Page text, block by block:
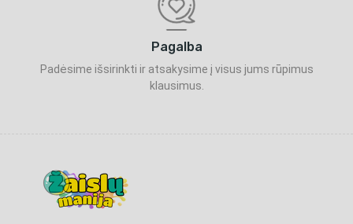
Pagalba
Padėsime išsirinkti ir atsakysime į visus jums rūpimus
klausimus.